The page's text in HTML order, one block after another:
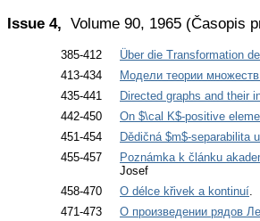
Issue 4, Volume 90, 1965 (Časopis
385-412
Über die Transformation
413-434
Модели теории
435-441
Directed graphs and their
442-450
On $\cal K$-positive
451-454
Dědičná $m$-separabilita
455-457
Poznámka k článku
Josef
458-470
O délce křivek a kontinuí.
471-473
О произведении рядов